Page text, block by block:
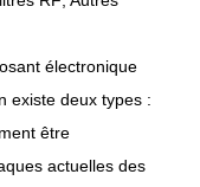
électronique
existe deux types :
être
actuelles des